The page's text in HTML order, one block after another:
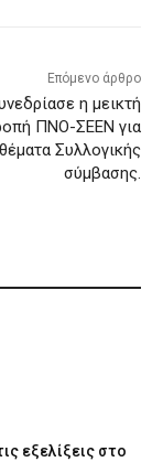
Επόμενο άρθρο
η μεικτή
ΠΝΟ-ΣΕΕΝ για
θέματα Συλλογικής
σύμβασης.
εξελίξεις στο